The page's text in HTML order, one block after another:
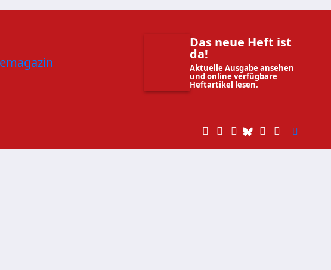
Das neue Heft ist
da!
Aktuelle Ausgabe ansehen
und online verfügbare
Heftartikel lesen.